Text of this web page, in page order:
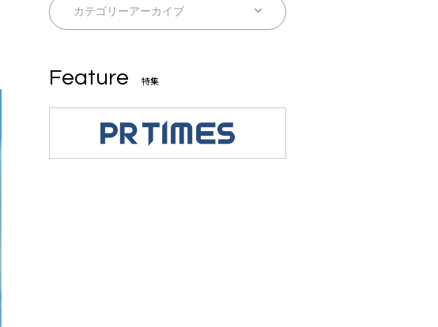
Feature 特集